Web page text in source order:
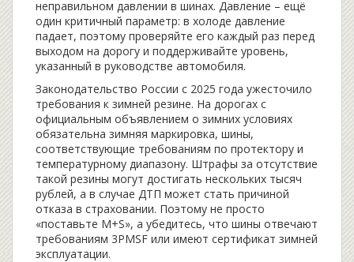
неправильном давлении в шинах. Давление – ещё
один критичный параметр: в холоде давление
падает, поэтому проверяйте его каждый раз перед
выходом на дорогу и поддерживайте уровень,
указанный в руководстве автомобиля.
Законодательство России с 2025 года ужесточило
требования к зимней резине. На дорогах с
официальным объявлением о зимних условиях
обязательна зимняя маркировка, шины,
соответствующие требованиям по протектору и
температурному диапазону. Штрафы за отсутствие
такой резины могут достигать нескольких тысяч
рублей, а в случае ДТП может стать причиной
отказа в страховании. Поэтому не просто
«поставьте M+S», а убедитесь, что шины отвечают
требованиям 3PMSF или имеют сертификат зимней
эксплуатации.